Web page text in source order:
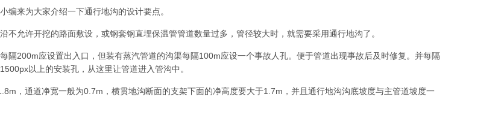
编来为大家介绍一下通行地沟的设计要点。
不允许开挖的路面敷设，或钢套钢直埋保温管管道数量过多，管径较大时，就需要采用通行地沟了。
隔200m应设置出入口，但装有蒸汽管道的沟渠每隔100m应设一个事故人孔。便于管道出现事故后及时修复。并每隔
以上的安装孔，从这里让管道进入管沟中。
，通道净宽一般为0.7m，横贯地沟断面的支架下面的净高度要大于1.7m，并且通行地沟沟底坡度与主管道坡度一